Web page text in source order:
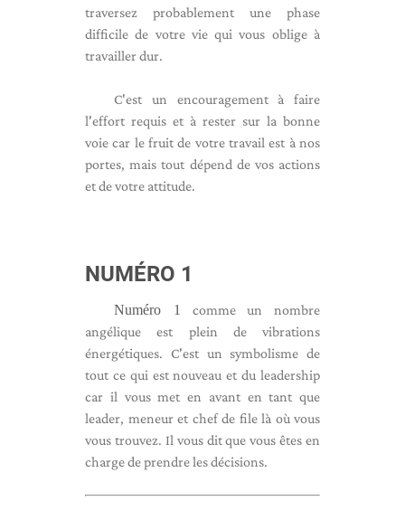
traversez probablement une phase
difficile de votre vie qui vous oblige à
travailler dur.
C'est un encouragement à faire
l'effort requis et à rester sur la bonne
voie car le fruit de votre travail est à nos
portes, mais tout dépend de vos actions
et de votre attitude.
NUMÉRO 1
Numéro 1
comme un nombre
angélique est plein de vibrations
énergétiques. C'est un symbolisme de
tout ce qui est nouveau et du leadership
car il vous met en avant en tant que
leader, meneur et chef de file là où vous
vous trouvez. Il vous dit que vous êtes en
charge de prendre les décisions.